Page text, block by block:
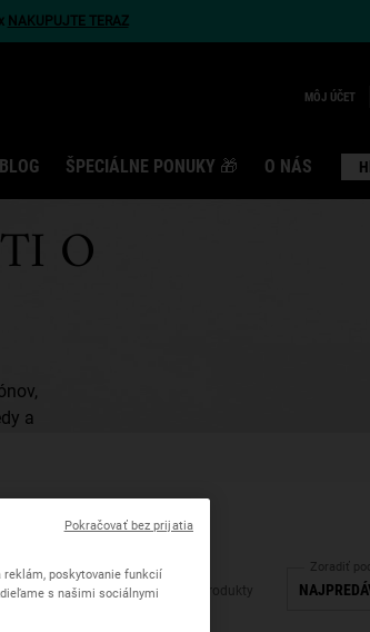
NAKUPUJTE TERAZ
MÔJ ÚČET
BLOG ŠPECIÁLNE PONUKY 🎁 O NÁS
O
a
14 Produkty
Zoradiť
reklám, poskytovanie funkcií
s našimi sociálnymi
Pokračovať bez prijatia